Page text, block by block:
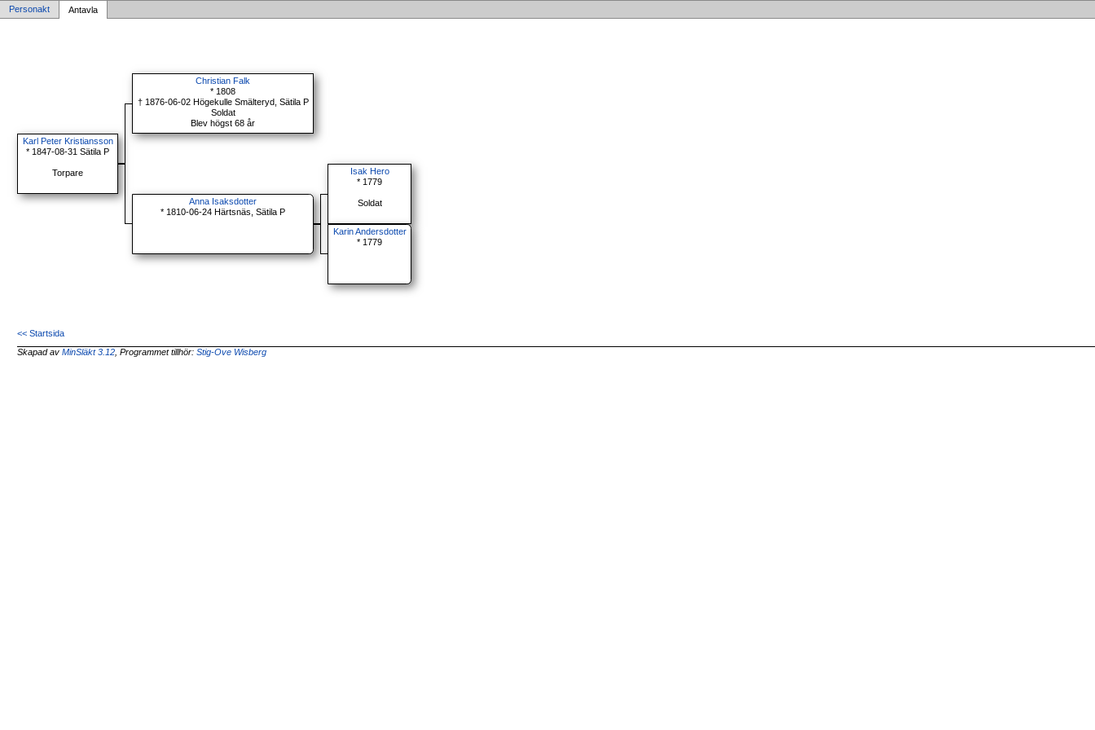
Personakt Antavla
Karl Peter Kristiansson
* 1847-08-31 Sätila P
Torpare
Christian Falk
* 1808
† 1876-06-02 Högekulle Smälteryd, Sätila P
Soldat
Blev högst 68 år
Anna Isaksdotter
* 1810-06-24 Härtsnäs, Sätila P
Isak Hero
* 1779
Soldat
Karin Andersdotter
* 1779
<< Startsida
Skapad avMinSläkt 3.12 , Programmet tillhör:Stig-Ove Wisberg